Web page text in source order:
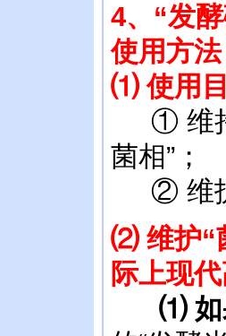
4、“发
使用方法
⑴ 使用
① 维持
菌相”；
② 维护
⑵ 维护“
际上现
⑴ 如